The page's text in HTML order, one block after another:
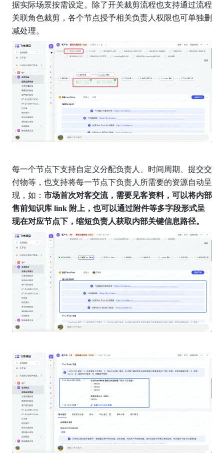
据实际场景按需设定。除了开关裁剪流程也支持通过流程
关联角色裁剪，各个节点授予相关负责人权限也可单独删
减处理。
每一个节点下支持自定义分配负责人、时间周期、提交交
付物等，也支持将每一节点下负责人所需要的资源自动呈
现，如： 市场首次对客交流，需要见客资料，可以将内部
售前知识库 link 附上，也可以通过附件等多字段形式呈
现在对应节点下，缩短负责人获取内部关键信息路径。